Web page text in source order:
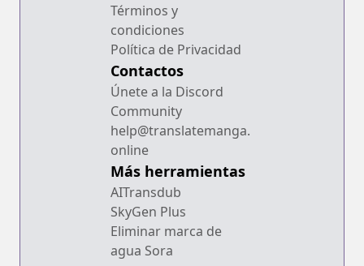
Términos y
condiciones
Política de Privacidad
Contactos
Únete a la Discord
Community
help@translatemanga.
online
Más herramientas
AITransdub
SkyGen Plus
Eliminar marca de
agua Sora